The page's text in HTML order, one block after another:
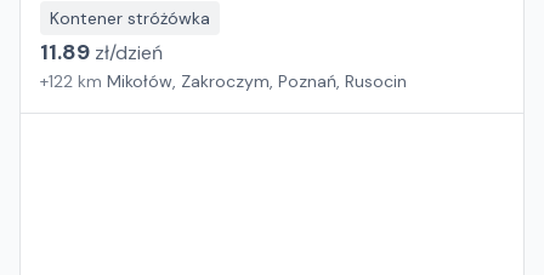
Kontener stróżówka
11.89 zł/dzień
+122 km Mikołów, Zakroczym, Poznań, Rusocin